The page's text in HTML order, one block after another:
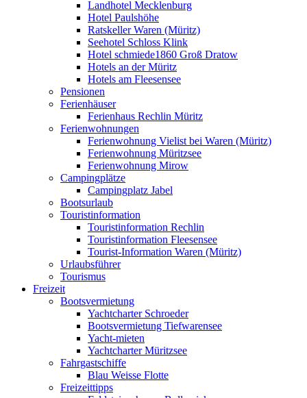
Landhotel Mecklenburg
Hotel Paulshöhe
Ratskeller Waren (Müritz)
Seehotel Schloss Klink
Hotel schmiede1860 Groß Dratow
Hotels an der Müritz
Hotels am Fleesensee
Pensionen
Ferienhäuser
Ferienhaus Rechlin Müritz
Ferienwohnungen
Ferienwohnung Vielist bei Waren (Müritz)
Ferienwohnung Müritzsee
Ferienwohnung Mirow
Campingplätze
Campingplatz Jabel
Bootsurlaub
Touristinformation
Touristinformation Rechlin
Touristinformation Fleesensee
Tourist-Information Waren (Müritz)
Urlaubsführer
Tourismus
Freizeit
Bootsvermietung
Yachtcharter Schroeder
Bootsvermietung Tiefwarensee
Yacht-mieten
Yachtcharter Müritzsee
Fahrgastschiffe
Blau Weisse Flotte
Freizeittipps